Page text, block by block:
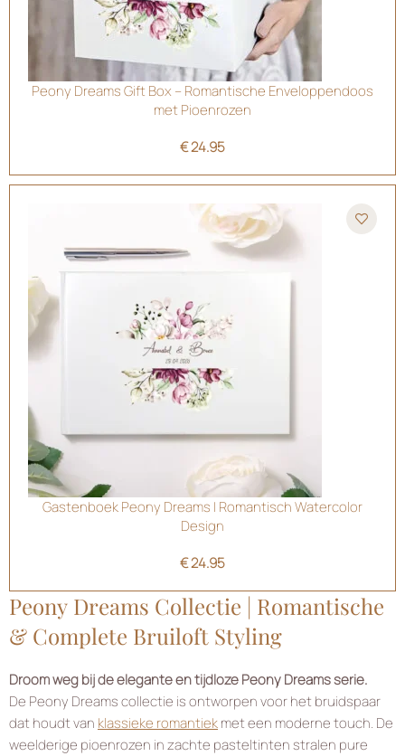
Peony Dreams Gift Box – Romantische Enveloppendoos
met Pioenrozen
€24.95
Gastenboek Peony Dreams | Romantisch Watercolor
Design
€24.95
Peony Dreams Collectie | Romantische
& Complete Bruiloft Styling
Droom weg bij de elegante en tijdloze Peony Dreams serie.
De Peony Dreams collectie is ontworpen voor het bruidspaar
dat houdt van klassieke romantiekmet een moderne touch. De
weelderige pioenrozen in zachte pasteltinten stralen pure